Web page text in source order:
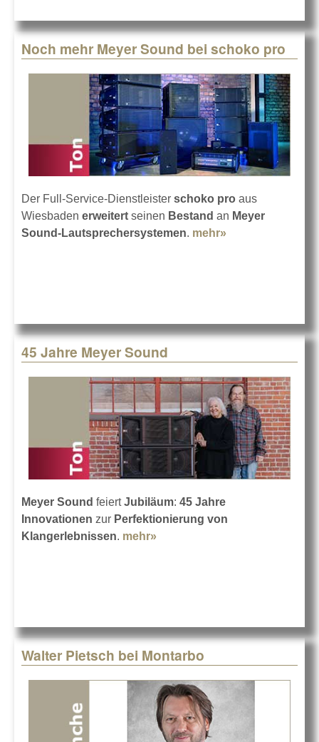
Noch mehr Meyer Sound bei schoko pro
Der Full-Service-Dienstleister schoko pro aus
Wiesbaden erweitert seinen Bestand an Meyer
Sound-Lautsprechersystemen. mehr»
45 Jahre Meyer Sound
Meyer Sound feiertJubiläum: 45 Jahre
Innovationen zur Perfektionierung von
Klangerlebnissen. mehr»
Walter Pietsch bei Montarbo